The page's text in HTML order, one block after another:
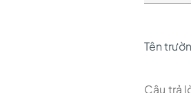
Tên